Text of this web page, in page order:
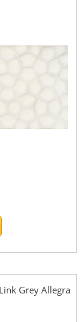
Grey Allegra